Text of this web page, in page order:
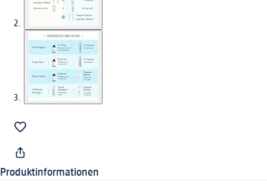
Produktinformationen